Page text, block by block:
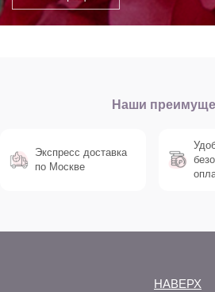
Наши
Экспресс доставка
по Москве
НАВЕРХ